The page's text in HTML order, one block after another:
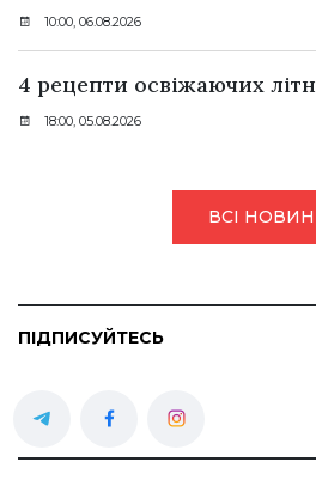
10:00, 06.08.2026
4 рецепти освіжаючих
18:00, 05.08.2026
ВСІ
ПІДПИСУЙТЕСЬ